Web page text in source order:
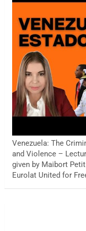
Venezuela: The
and Violence –
given by Maibort
Eurolat United for